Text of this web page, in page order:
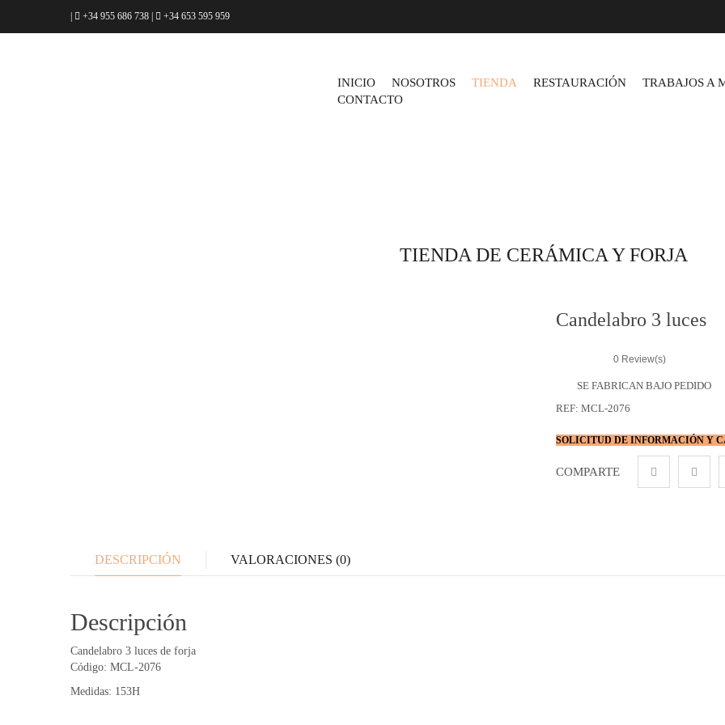
+34 955 686 738 +34 653 595 959
INICIO NOSOTROS TIENDA RESTAURACIÓN TRABAJOS A
CONTACTO
TIENDA DE CERÁMICA Y FORJA
Candelabro 3 luces
0 Review(s)
SE FABRICAN BAJO PEDIDO
REF: MCL-2076
SOLICITUD DE INFORMACIÓN Y
COMPARTE
DESCRIPCIÓN VALORACIONES (0)
Descripción
Candelabro 3 luces de forja
Código: MCL-2076
Medidas: 153H